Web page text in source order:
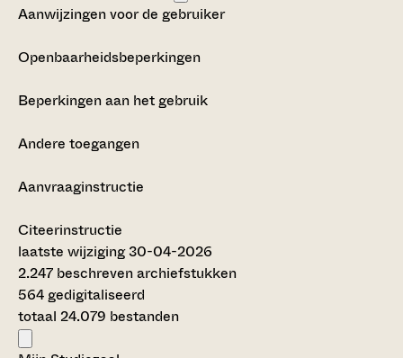
Aanwijzingen voor de gebruiker
Openbaarheidsbeperkingen
Beperkingen aan het gebruik
Andere toegangen
Aanvraaginstructie
Citeerinstructie
laatste wijziging 30-04-2026
2.247 beschreven archiefstukken
564 gedigitaliseerd
totaal 24.079 bestanden